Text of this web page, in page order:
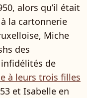
alors qu’il était
la cartonnerie
Miche
des
de
à leurs trois filles
et Isabelle en